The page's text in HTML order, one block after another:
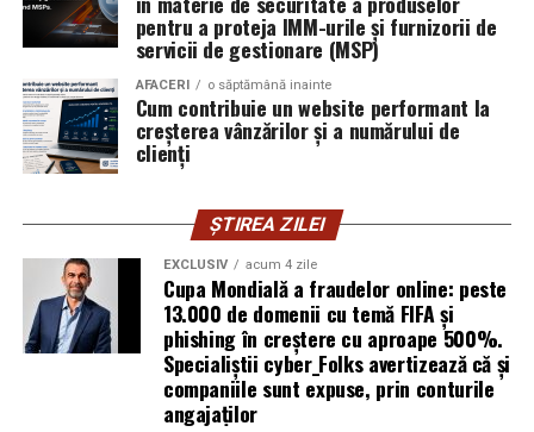
vigilența utilizatorului rămâne prima linie de apărare”,
explică Horațiu Șimon, Chief Technology Officer
cyber_Folks România.
Subiectul a fost semnalat și de FBI, care a inclus în
informările din ultima lună amenințările asociate
operațiuni de dezinformare.
Avertismentele publice s-au concentrat în principal
asupra fanilor și infrastructurii orașelor gazdă, însă
specialiștii atrag atenția că firmele pot fi afectate
inclusiv atunci când nu au nicio legătură directă cu
industria sportului, turismului sau vânzarea de bilete.
pentru a proteja IMM-urile și furnizorii de
servicii de gestionare (MSP)
AFACERI o săptămână inainte
Cum contribuie un website performant la
creșterea vânzărilor și a numărului de
clienți
ȘTIREA ZILEI
EXCLUSIV acum 4 zile
Cupa Mondială a fraudelor online: peste
13.000 de domenii cu temă FIFA și
phishing în creștere cu aproape 500%.
Specialiștii cyber_Folks avertizează că și
companiile sunt expuse, prin conturile
angajaților